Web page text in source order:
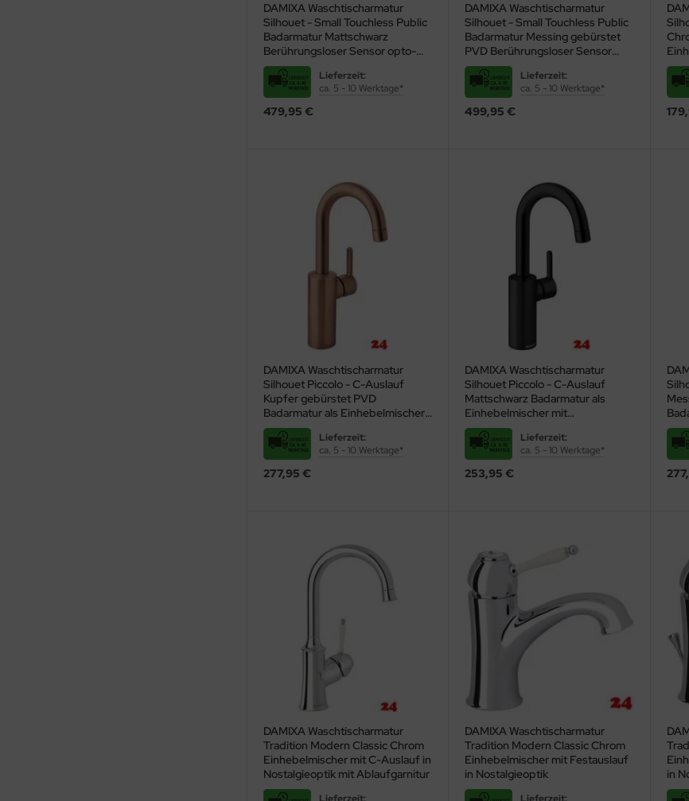
DAMIXA Waschtischarmatur
Silhouet - Small Touchless Public
Badarmatur Mattschwarz
Berührungsloser Sensor opto-
elektronisch gesteuert
Lieferzeit:
ca. 5 - 10 Werktage*
479,95 €
DAMIXA Waschtischarmatur
Silhouet - Small Touchless Public
Badarmatur Messing gebürstet
PVD Berührungsloser Sensor
opto-elektronisch gesteuert
Lieferzeit:
ca. 5 - 10 Werktage*
499,95 €
DAMIXA Waschtischarmatur
Silhouet Piccolo - C-Auslauf
Kupfer gebürstet PVD
Badarmatur als Einhebelmischer
mit Schwenkauslauf
Lieferzeit:
ca. 5 - 10 Werktage*
277,95 €
DAMIXA Waschtischarmatur
Silhouet Piccolo - C-Auslauf
Mattschwarz Badarmatur als
Einhebelmischer mit
Schwenkauslauf
Lieferzeit:
ca. 5 - 10 Werktage*
253,95 €
mit
DAMIXA Waschtischarmatur
Tradition Modern Classic Chrom
Einhebelmischer mit C-Auslauf in
Nostalgieoptik mit Ablaufgarnitur
Lieferzeit:
DAMIXA Waschtischarmatur
Tradition Modern Classic Chrom
Einhebelmischer mit Festauslauf
in Nostalgieoptik
Lieferzeit:
in